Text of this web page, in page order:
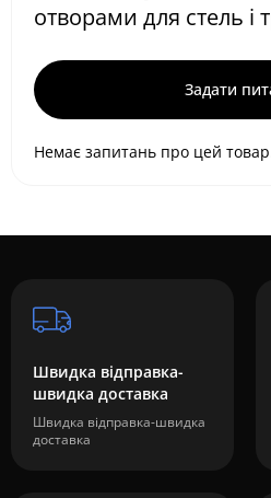
отворами для стель і
Задати
Немає запитань про цей
Швидка відправка-
швидка доставка
Швидка відправка-швидка
доставка